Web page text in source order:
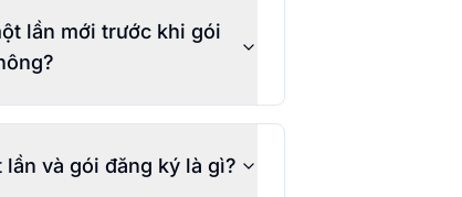
lần mới trước khi gói
và gói đăng ký là gì?